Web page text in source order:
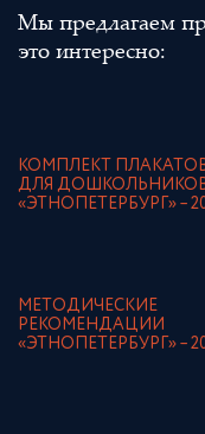
Мы предлагаем
это интересно:
КОМПЛЕКТ
ДЛЯ
«ЭТНОПЕТЕРБУРГ» –
МЕТОДИЧЕСКИЕ
РЕКОМЕНДАЦИИ
«ЭТНОПЕТЕРБУРГ» –